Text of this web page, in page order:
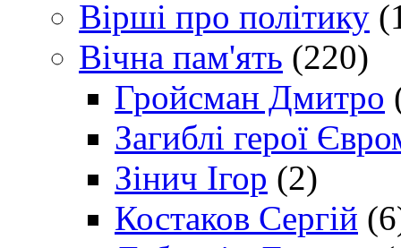
Вірші про політику
Вічна пам'ять (220)
Гройсман Дмитро
Загиблі герої
Зінич Ігор (2)
Костаков Сергій